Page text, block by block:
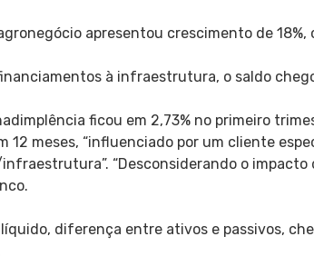
apresentou crescimento de 18%,
à infraestrutura, o saldo
ficou em 2,73% no primeiro
12 meses, “influenciado por um cliente
“Desconsiderando o impacto
diferença entre ativos e passivos,